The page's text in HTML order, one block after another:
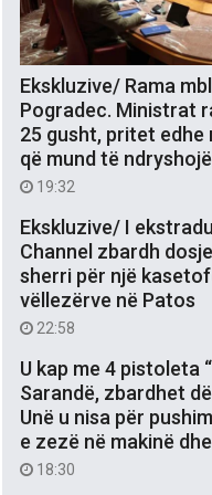
Ekskluzive/ Rama
Pogradec. Ministrat
25 gusht, pritet edhe
që mund të
19:32
Ekskluzive/ I
Channel zbardh
sherri për një
vëllezërve në Patos
22:58
U kap me 4 pistoleta
Sarandë, zbardhet
Unë u nisa për
e zezë në makinë
18:30